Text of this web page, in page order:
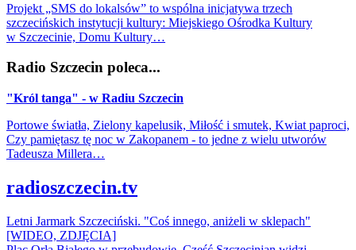
Projekt „SMS do lokalsów” to wspólna inicjatywa trzech
szczecińskich instytucji kultury: Miejskiego Ośrodka Kultury
w Szczecinie, Domu Kultury…
Radio Szczecin poleca...
"Król tanga" - w Radiu Szczecin
Portowe światła, Zielony kapelusik, Miłość i smutek, Kwiat paproci,
Czy pamiętasz tę noc w Zakopanem - to jedne z wielu utworów
Tadeusza Millera…
radioszczecin.tv
Letni Jarmark Szczeciński. "Coś innego, aniżeli w sklepach"
[WIDEO, ZDJĘCIA]